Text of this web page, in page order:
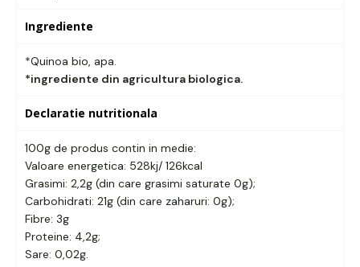
Ingrediente
*Quinoa bio, apa.
*ingrediente din agricultura biologica.
Declaratie nutritionala
100g de produs contin in medie:
Valoare energetica: 528kj/ 126kcal
Grasimi: 2,2g (din care grasimi saturate 0g);
Carbohidrati: 21g (din care zaharuri: 0g);
Fibre: 3g
Proteine: 4,2g;
Sare: 0,02g.